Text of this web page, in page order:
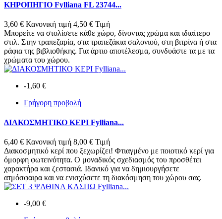
ΚΗΡΟΠΗΓΙΟ Fylliana FL 23744...
3,60 € Κανονική τιμή 4,50 € Τιμή
Μπορείτε να στολίσετε κάθε χώρο, δίνοντας χρώμα και ιδιαίτερο
στιλ. Στην τραπεζαρία, στα τραπεζάκια σαλονιού, στη βιτρίνα ή στα
ράφια της βιβλιοθήκης. Για άρτιο αποτέλεσμα, συνδυάστε τα με τα
χρώματα του χώρου.
-1,60 €
Γρήγορη προβολή
ΔΙΑΚΟΣΜΗΤΙΚΟ ΚΕΡΙ Fylliana...
6,40 € Κανονική τιμή 8,00 € Τιμή
Διακοσμητικό κερί που ξεχωρίζει! Φτιαγμένο με ποιοτικό κερί για
όμορφη φωτεινότητα. Ο μοναδικός σχεδιασμός του προσθέτει
χαρακτήρα και ζεστασιά. Ιδανικό για να δημιουργήσετε
ατμόσφαιρα και να ενισχύσετε τη διακόσμηση του χώρου σας.
-9,00 €